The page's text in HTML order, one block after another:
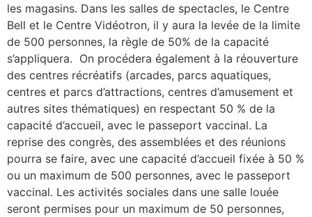
les magasins. Dans les salles de spectacles, le Centre
Bell et le Centre Vidéotron, il y aura la levée de la limite
de 500 personnes, la règle de 50% de la capacité
s’appliquera. On procédera également à la réouverture
des centres récréatifs (arcades, parcs aquatiques,
centres et parcs d’attractions, centres d’amusement et
autres sites thématiques) en respectant 50 % de la
capacité d’accueil, avec le passeport vaccinal. La
reprise des congrès, des assemblées et des réunions
pourra se faire, avec une capacité d’accueil fixée à 50 %
ou un maximum de 500 personnes, avec le passeport
vaccinal. Les activités sociales dans une salle louée
seront permises pour un maximum de 50 personnes,